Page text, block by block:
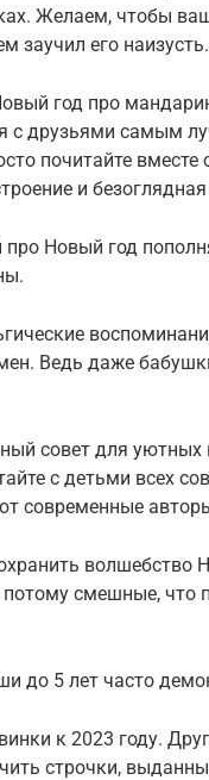
Желаем, чтобы
заучил его наизусть.
год про
с друзьями самым
почитайте
и
Новый год
Ведь даже
совет для
с детьми всех
современные
волшебство
потому смешные,
до 5 лет часто
к 2023 году.
строчки,